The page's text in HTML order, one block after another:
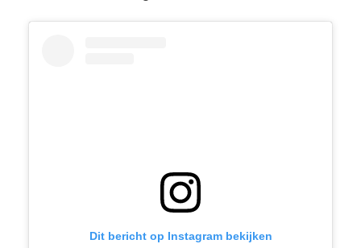
Dit bericht op Instagram bekijken